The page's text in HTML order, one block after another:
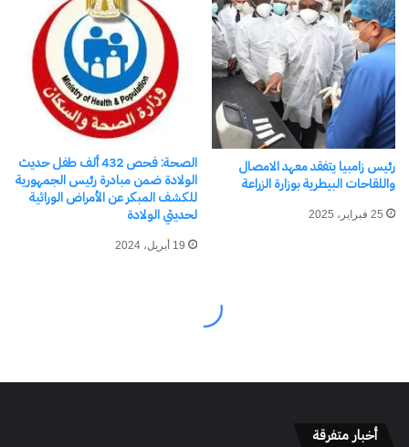
أخبار متفرقة